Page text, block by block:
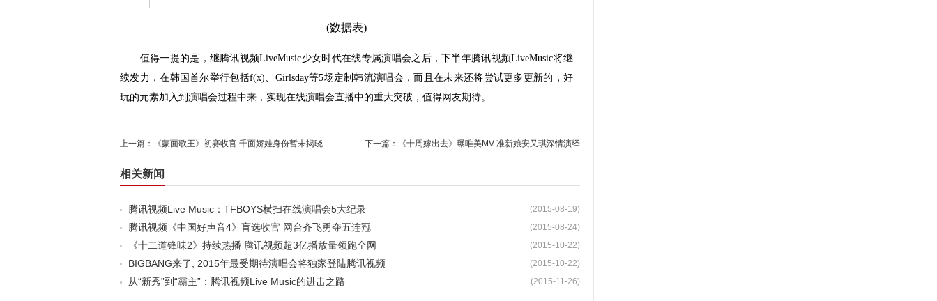
(数据表)
值得一提的是，继腾讯视频LiveMusic少女时代在线专属演唱会之后，下半年腾讯视频LiveMusic将继
续发力，在韩国首尔举行包括f(x)、Girlsday等5场定制韩流演唱会，而且在未来还将尝试更多更新的，好
玩的元素加入到演唱会过程中来，实现在线演唱会直播中的重大突破，值得网友期待。
上一篇： 《蒙面歌王》初赛收官 千面娇娃身份暂未揭晓 下一篇： 《十周嫁出去》曝唯美MV 准新娘安又琪深情演绎
相关新闻
(2015-08-19)
腾讯视频Live Music：TFBOYS横扫在线演唱会5大纪录
(2015-08-24)
腾讯视频《中国好声音4》盲选收官 网台齐飞勇夺五连冠
(2015-10-22)
《十二道锋味2》持续热播 腾讯视频超3亿播放量领跑全网
(2015-10-22)
BIGBANG来了, 2015年最受期待演唱会将独家登陆腾讯视频
(2015-11-26)
从“新秀”到“霸主”：腾讯视频Live Music的进击之路